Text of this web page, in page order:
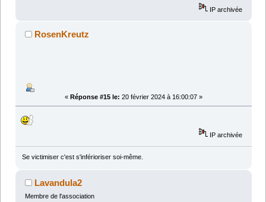
IP archivée
RosenKreutz
« Réponse #15 le: 20 février 2024 à 16:00:07 »
IP archivée
Se victimiser c'est s'inférioriser soi-même.
Lavandula2
Membre de l'association